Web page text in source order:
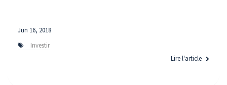
Jun 16, 2018
Investir
Lire l'article